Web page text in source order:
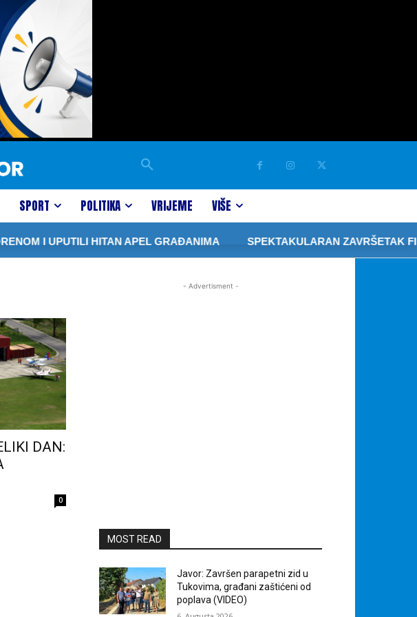
SPORT POLITIKA VRIJEME VIŠE
I UPUTILI HITAN APEL GRAĐANIMA
SPEKTAKULARAN ZAVRŠETAK
DAN:
0
- Advertisment -
MOST READ
Javor: Završen parapetni zid u
Tukovima, građani zaštićeni od
poplava (VIDEO)